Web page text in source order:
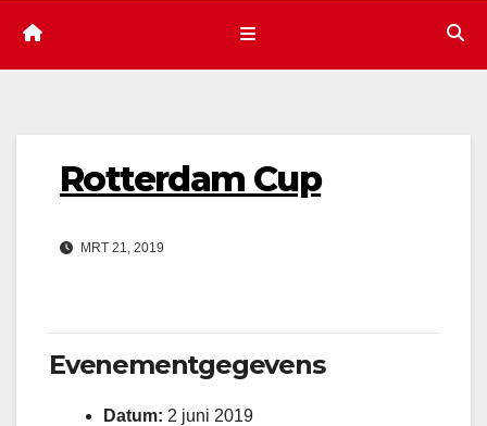
Rotterdam Cup
MRT 21, 2019
Evenementgegevens
Datum: 2 juni 2019